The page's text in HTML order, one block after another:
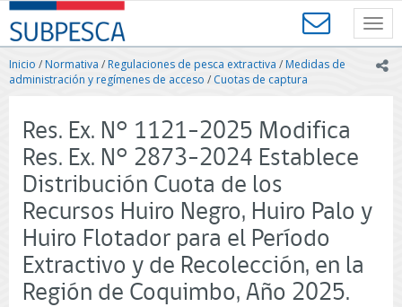
Contenido
principal
SUBPESCA
-
Subsecretaría
de
Acuicultura
Gobierno
de
Chile
Inicio /Normativa / Regulaciones de pesca extractiva / Medidas de
administración y regímenes de acceso / Cuotas de captura
Res. Ex. N° 1121-2025 Modifica
Res. Ex. N° 2873-2024 Establece
Distribución Cuota de los
Recursos Huiro Negro, Huiro Palo y
Huiro Flotador para el Período
Extractivo y de Recolección, en la
Región de Coquimbo, Año 2025.